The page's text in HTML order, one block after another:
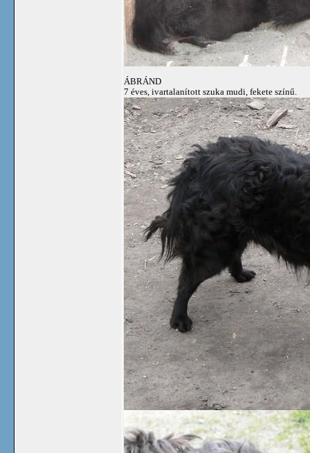
ÁBRÁND
7 éves, ivartalanított szuka mudi, fekete színű.